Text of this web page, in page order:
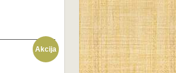
Akcija